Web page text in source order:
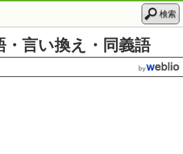
検索
・言い換え・同義語